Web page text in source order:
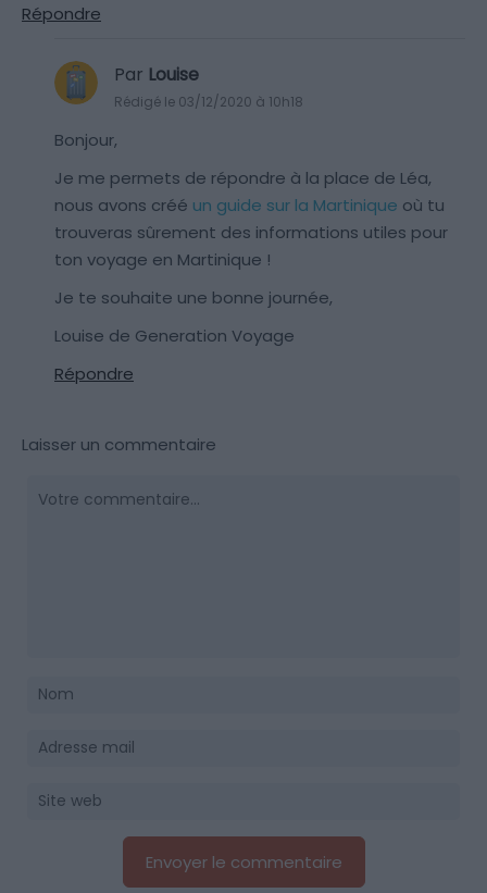
Répondre
Par Louise
Rédigé le 03/12/2020 à 10h18
Bonjour,
Je me permets de répondre à la place de Léa,
nous avons créé un guide sur la Martinique où tu
trouveras sûrement des informations utiles pour
ton voyage en Martinique !
Je te souhaite une bonne journée,
Louise de Generation Voyage
Répondre
Laisser un commentaire